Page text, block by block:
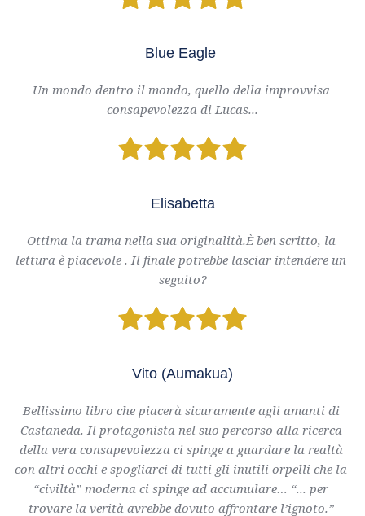
Blue Eagle
Un mondo dentro il mondo, quello della improvvisa
consapevolezza di Lucas...
Elisabetta
Ottima la trama nella sua originalità.È ben scritto, la
lettura è piacevole . Il finale potrebbe lasciar intendere un
seguito?
Vito (Aumakua)
Bellissimo libro che piacerà sicuramente agli amanti di
Castaneda. Il protagonista nel suo percorso alla ricerca
della vera consapevolezza ci spinge a guardare la realtà
con altri occhi e spogliarci di tutti gli inutili orpelli che la
“civiltà” moderna ci spinge ad accumulare… “... per
trovare la verità avrebbe dovuto affrontare l’ignoto.”